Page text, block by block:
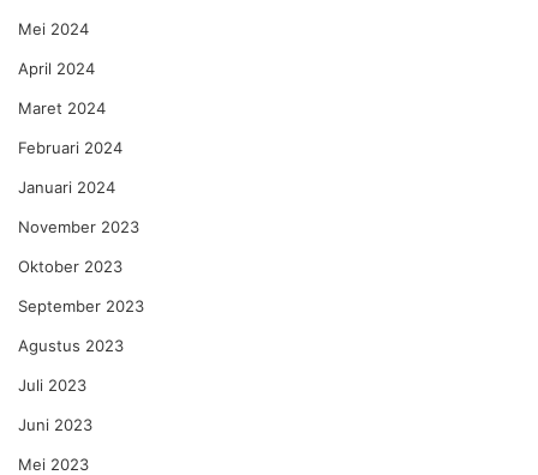
Mei 2024
April 2024
Maret 2024
Februari 2024
Januari 2024
November 2023
Oktober 2023
September 2023
Agustus 2023
Juli 2023
Juni 2023
Mei 2023